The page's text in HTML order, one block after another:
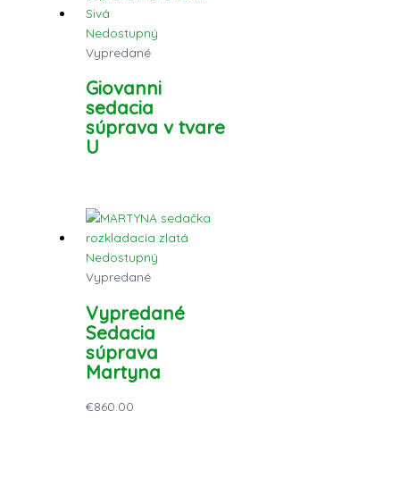
Nedostupný
Vypredané
Giovanni
sedacia
súprava v tvare
U
Nedostupný
Vypredané
Vypredané
Sedacia
súprava
Martyna
€860.00